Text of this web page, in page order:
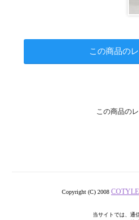
この商品の
この商品の
Copyright (C) 2008 COTYLE
当サイトでは、通